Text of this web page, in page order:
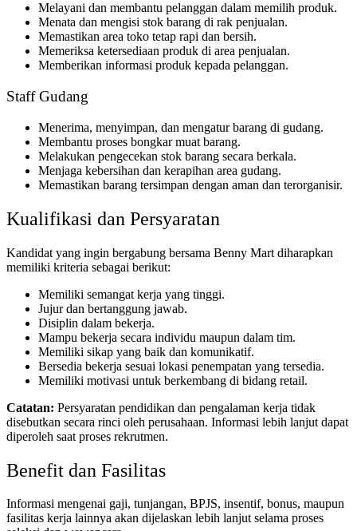
Melayani dan membantu pelanggan dalam memilih produk.
Menata dan mengisi stok barang di rak penjualan.
Memastikan area toko tetap rapi dan bersih.
Memeriksa ketersediaan produk di area penjualan.
Memberikan informasi produk kepada pelanggan.
Staff Gudang
Menerima, menyimpan, dan mengatur barang di gudang.
Membantu proses bongkar muat barang.
Melakukan pengecekan stok barang secara berkala.
Menjaga kebersihan dan kerapihan area gudang.
Memastikan barang tersimpan dengan aman dan terorganisir.
Kualifikasi dan Persyaratan
Kandidat yang ingin bergabung bersama Benny Mart diharapkan
memiliki kriteria sebagai berikut:
Memiliki semangat kerja yang tinggi.
Jujur dan bertanggung jawab.
Disiplin dalam bekerja.
Mampu bekerja secara individu maupun dalam tim.
Memiliki sikap yang baik dan komunikatif.
Bersedia bekerja sesuai lokasi penempatan yang tersedia.
Memiliki motivasi untuk berkembang di bidang retail.
Catatan: Persyaratan pendidikan dan pengalaman kerja tidak
disebutkan secara rinci oleh perusahaan. Informasi lebih lanjut dapat
diperoleh saat proses rekrutmen.
Benefit dan Fasilitas
Informasi mengenai gaji, tunjangan, BPJS, insentif, bonus, maupun
fasilitas kerja lainnya akan dijelaskan lebih lanjut selama proses